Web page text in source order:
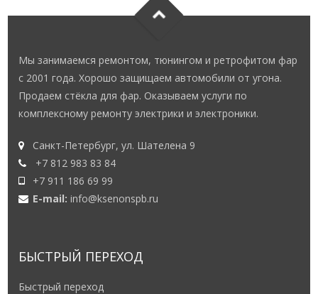
Мы занимаемся ремонтом, тюнингом и ретрофитом фар
с 2001 года. Хорошо защищаем автомобили от угона.
Продаем стёкла для фар. Оказываем услуги по
комплексному ремонту электрики и электроники.
Санкт-Петербург, ул. Шателена 9
+7 812 983 83 84
+7 911 186 69 99
E-mail:info@ksenonspb.ru
БЫСТРЫЙ ПЕРЕХОД
Быстрый переход